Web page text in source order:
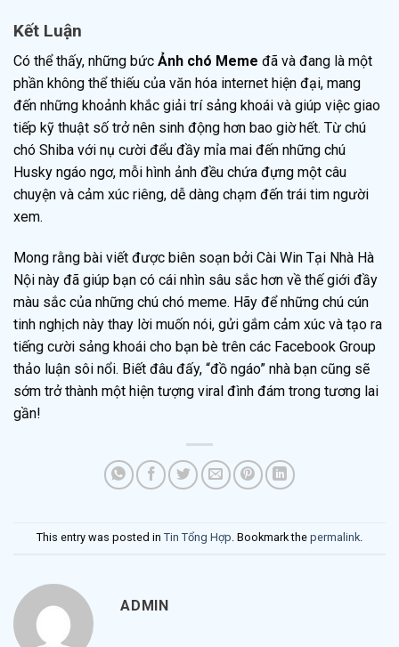
Kết Luận
Có thể thấy, những bức Ảnh chó Meme đã và đang là một
phần không thể thiếu của văn hóa internet hiện đại, mang
đến những khoảnh khắc giải trí sảng khoái và giúp việc giao
tiếp kỹ thuật số trở nên sinh động hơn bao giờ hết. Từ chú
chó Shiba với nụ cười đểu đầy mỉa mai đến những chú
Husky ngáo ngơ, mỗi hình ảnh đều chứa đựng một câu
chuyện và cảm xúc riêng, dễ dàng chạm đến trái tim người
xem.
Mong rằng bài viết được biên soạn bởi Cài Win Tại Nhà Hà
Nội này đã giúp bạn có cái nhìn sâu sắc hơn về thế giới đầy
màu sắc của những chú chó meme. Hãy để những chú cún
tinh nghịch này thay lời muốn nói, gửi gắm cảm xúc và tạo ra
tiếng cười sảng khoái cho bạn bè trên các Facebook Group
thảo luận sôi nổi. Biết đâu đấy, “đồ ngáo” nhà bạn cũng sẽ
sớm trở thành một hiện tượng viral đình đám trong tương lai
gần!
This entry was posted in Tin Tổng Hợp. Bookmark the permalink.
ADMIN